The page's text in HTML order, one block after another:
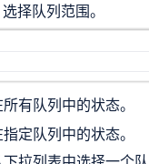
择队列范围。
有队列中的状态。
定队列中的状态。